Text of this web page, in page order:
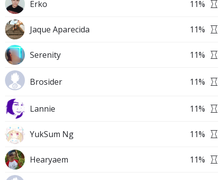
Erko 11%
Jaque Aparecida 11%
Serenity 11%
Brosider 11%
Lannie 11%
YukSum Ng 11%
Hearyaem 11%